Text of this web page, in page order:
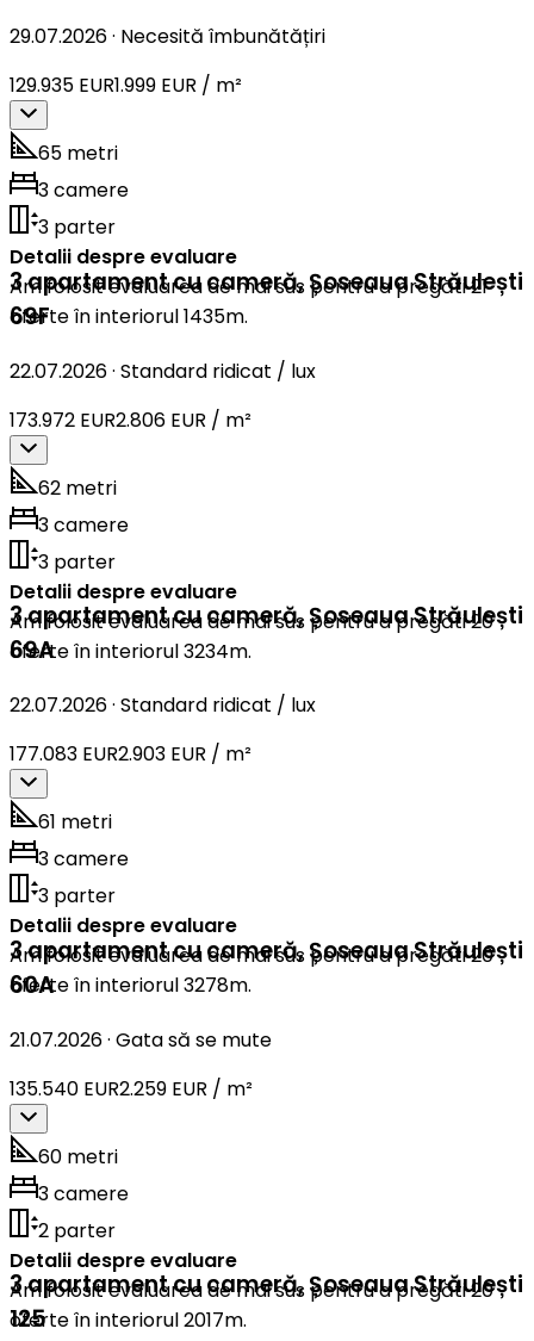
29.07.2026· Necesită îmbunătățiri
129.935 EUR1.999 EUR / m²
65 metri
3 camere
3 parter
Detalii despre evaluare
Am folosit evaluarea de mai sus pentru a pregăti 21
oferte în interiorul 1435m.
3 apartament cu cameră,Șoseaua Străulești
69F
22.07.2026· Standard ridicat / lux
173.972 EUR2.806 EUR / m²
62 metri
3 camere
3 parter
Detalii despre evaluare
Am folosit evaluarea de mai sus pentru a pregăti 20
oferte în interiorul 3234m.
3 apartament cu cameră,Șoseaua Străulești
69A
22.07.2026· Standard ridicat / lux
177.083 EUR2.903 EUR / m²
61 metri
3 camere
3 parter
Detalii despre evaluare
Am folosit evaluarea de mai sus pentru a pregăti 20
oferte în interiorul 3278m.
3 apartament cu cameră,Șoseaua Străulești
60A
21.07.2026· Gata să se mute
135.540 EUR2.259 EUR / m²
60 metri
3 camere
2 parter
Detalii despre evaluare
Am folosit evaluarea de mai sus pentru a pregăti 20
oferte în interiorul 2017m.
3 apartament cu cameră,Șoseaua Străulești
125